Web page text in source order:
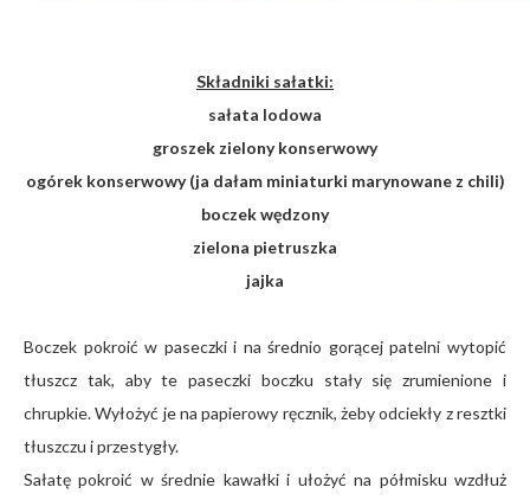
Składniki sałatki:
sałata lodowa
groszek zielony konserwowy
ogórek konserwowy (ja dałam miniaturki marynowane z chili)
boczek wędzony
zielona pietruszka
jajka
Boczek pokroić w paseczki i na średnio gorącej patelni wytopić
tłuszcz tak, aby te paseczki boczku stały się zrumienione i
chrupkie. Wyłożyć je na papierowy ręcznik, żeby odciekły z resztki
tłuszczu i przestygły.
Sałatę pokroić w średnie kawałki i ułożyć na półmisku wzdłuż